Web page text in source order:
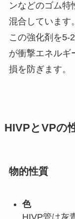
ンなどのゴム特
混合しています。
この強化剤を5-
が衝撃エネルギ
損を防ぎます。
HIVPとVPの
物的性質
色